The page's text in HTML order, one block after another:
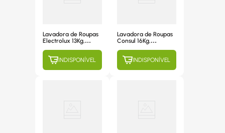
Lavadora de Roupas
Electrolux 13Kg,
Programas de
Lavagem, Branca -
LAC13 220V
INDISPONÍVEL
Lavadora de Roupas
Consul 16Kg,
Programas de
Lavagem, Branca -
CWL16AB 220V
INDISPONÍVEL